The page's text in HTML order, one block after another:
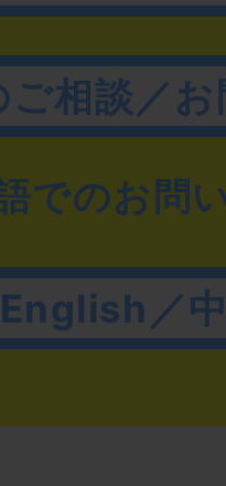
ご相談／
でのお問
English／